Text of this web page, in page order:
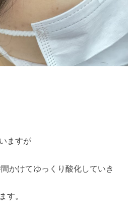
ますが
かけてゆっくり酸化していき
す。